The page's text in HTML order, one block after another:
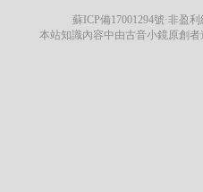
蘇ICP備17001294號·非盈
本站知識內容中由古音小鏡原創